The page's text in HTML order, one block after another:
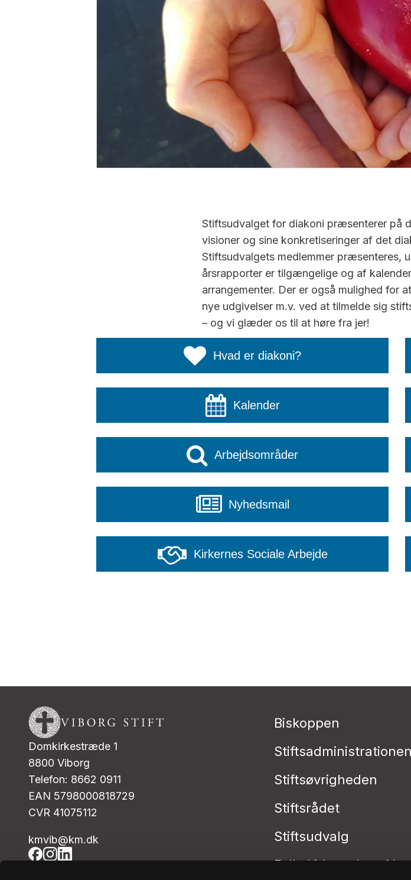
Stiftsudvalget for diakoni præsenterer på
visioner og sine konkretiseringer af det
Stiftsudvalgets medlemmer præsenteres,
årsrapporter er tilgængelige og af
arrangementer. Der er også mulighed for
nye udgivelser m.v. ved at tilmelde sig
– og vi glæder os til at høre fra jer!
Hvad er diakoni?
Kalender
Arbejdsområder
Nyhedsmail
Kirkernes Sociale Arbejde
Domkirkestræde 1
8800 Viborg
Telefon: 8662 0911
EAN 5798000818729
CVR 41075112
kmvib@km.dk
Biskoppen
Stiftsadministrationen
Stiftsøvrigheden
Stiftsrådet
Stiftsudvalg
Folkekirkens IntraNet